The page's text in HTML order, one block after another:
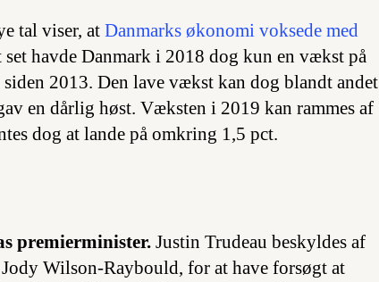
tal viser, at Danmarks økonomi voksede med
set havde Danmark i 2018 dog kun en vækst på
2013. Den lave vækst kan dog blandt andet
en dårlig høst. Væksten i 2019 kan rammes af
dog at lande på omkring 1,5 pct.
premierminister. Justin Trudeau beskyldes af
Wilson-Raybould, for at have forsøgt at